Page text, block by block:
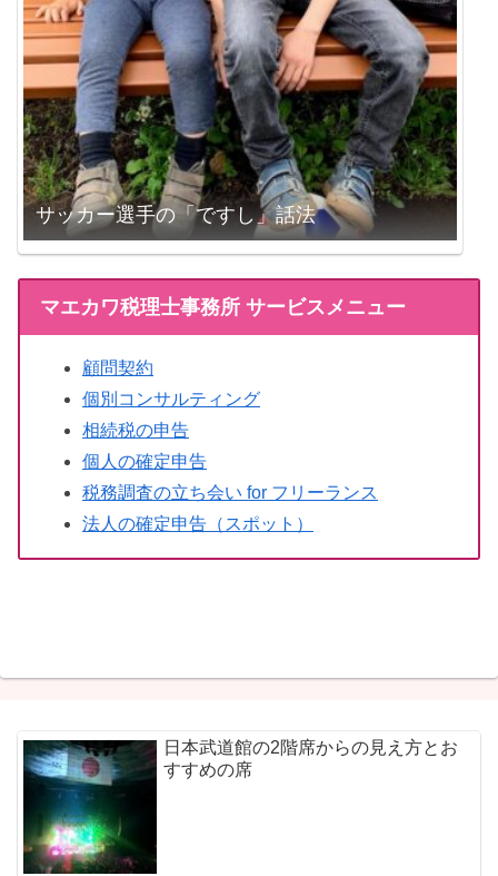
サッカー選手の「ですし」話法
マエカワ税理士事務所 サービスメニュー
顧問契約
個別コンサルティング
相続税の申告
個人の確定申告
税務調査の立ち会い for フリーランス
法人の確定申告（スポット）
日本武道館の2階席からの見え方とお
すすめの席